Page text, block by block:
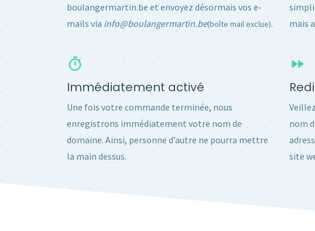
boulangermartin.be et envoyez désormais vos e-
mails via info@boulangermartin.be(boîte mail exclue).
mais
Immédiatement activé
Une fois votre commande terminée, nous
enregistrons immédiatement votre nom de
domaine. Ainsi, personne d’autre ne pourra mettre
la main dessus.
nom
site